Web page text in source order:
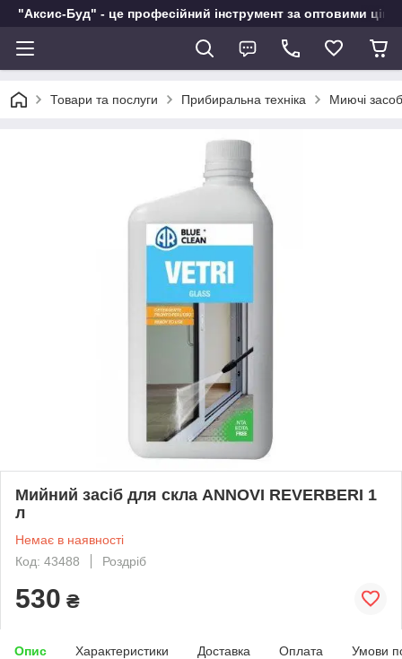
"Аксис-Буд" - це професійний інструмент за оптовими
Товари та послуги Прибиральна техніка Миючі
Мийний засіб для скла ANNOVI REVERBERI 1
л
Немає в наявності
Код: 43488
Роздріб
530 ₴
Опис Характеристики Доставка Оплата Умови